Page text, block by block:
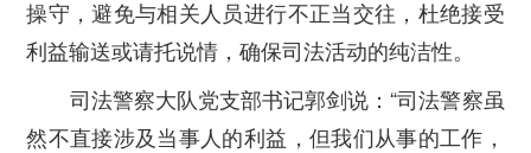
操守，避免与相关人员进行不正当交往，杜绝接受
利益输送或请托说情，确保司法活动的纯洁性。
司法警察大队党支部书记郭剑说：“司法警察虽
然不直接涉及当事人的利益，但我们从事的工作，